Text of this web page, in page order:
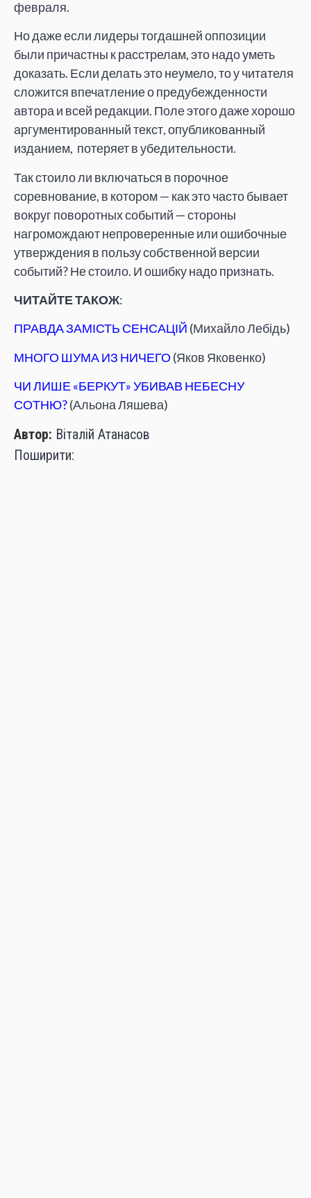
февраля.
Но даже если лидеры тогдашней оппозиции
были причастны к расстрелам, это надо уметь
доказать. Если делать это неумело, то у читателя
сложится впечатление о предубежденности
автора и всей редакции. Поле этого даже хорошо
аргументированный текст, опубликованный
изданием, потеряет в убедительности.
Так стоило ли включаться в порочное
соревнование, в котором — как это часто бывает
вокруг поворотных событий — стороны
нагромождают непроверенные или ошибочные
утверждения в пользу собственной версии
событий? Не стоило. И ошибку надо признать.
ЧИТАЙТЕ ТАКОЖ:
ПРАВДА ЗАМІСТЬ СЕНСАЦІЙ (Михайло Лебідь)
МНОГО ШУМА ИЗ НИЧЕГО (Яков Яковенко)
ЧИ ЛИШЕ «БЕРКУТ» УБИВАВ НЕБЕСНУ
СОТНЮ?(Альона Ляшева)
Автор: Віталій Атанасов
Поширити: